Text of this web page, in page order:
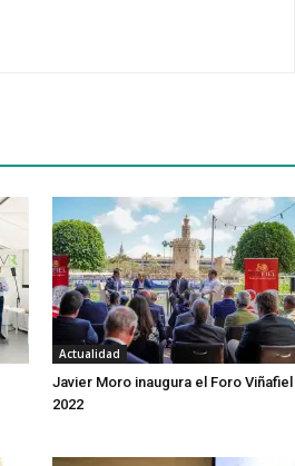
Actualidad
Javier Moro inaugura el Foro Viñafiel
2022